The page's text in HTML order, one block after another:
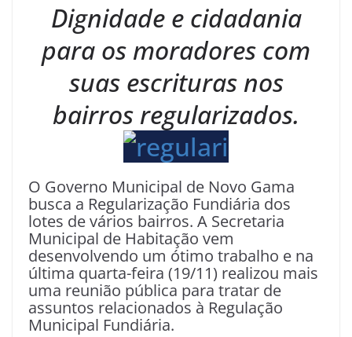
Dignidade e cidadania
para os moradores com
suas escrituras nos
bairros regularizados.
O Governo Municipal de Novo Gama
busca a Regularização Fundiária dos
lotes de vários bairros. A Secretaria
Municipal de Habitação vem
desenvolvendo um ótimo trabalho e na
última quarta-feira (19/11) realizou mais
uma reunião pública para tratar de
assuntos relacionados à Regulação
Municipal Fundiária.